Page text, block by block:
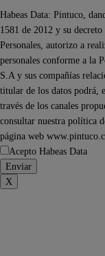
Habeas Data: Pintuco,
1581 de 2012 y su
Personales, autorizo a
personales conforme a la
S.A y sus compañías
titular de los datos podrá,
través de los canales
consultar nuestra política
página web
Acepto Habeas Data
X